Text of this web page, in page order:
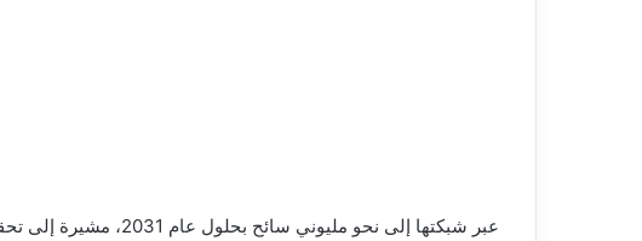
عبر شبكتها إلى نحو مليوني سائح بحلول عام 2031، مشيرة إلى تحقيق نمو بنسبة 5% خلال موسم شتاء 2026.